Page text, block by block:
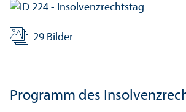
29 Bilder
Programm des